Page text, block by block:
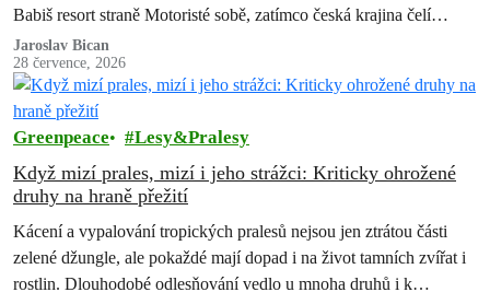
Babiš resort straně Motoristé sobě, zatímco česká krajina čelí
suchu, erozi půdy, úbytku…
Jaroslav Bican
28 července, 2026
Greenpeace Lesy&Pralesy
Když mizí prales, mizí i jeho strážci: Kriticky ohrožené
druhy na hraně přežití
Kácení a vypalování tropických pralesů nejsou jen ztrátou části
zelené džungle, ale pokaždé mají dopad i na život tamních zvířat i
rostlin. Dlouhodobé odlesňování vedlo u mnoha druhů i k…